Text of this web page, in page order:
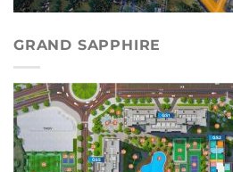
GRAND SAPPHIRE